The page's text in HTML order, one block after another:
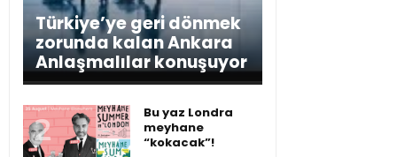
Türkiye’ye geri dönmek
zorunda kalan Ankara
Anlaşmalılar konuşuyor
Bu yaz Londra
meyhane
“kokacak”!